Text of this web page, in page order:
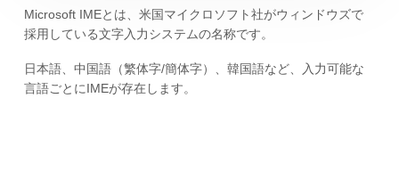
Microsoft IMEとは、米国マイクロソフト社がウィンドウズで
採用している文字入力システムの名称です。
日本語、中国語（繁体字/簡体字）、韓国語など、入力可能な
言語ごとにIMEが存在します。